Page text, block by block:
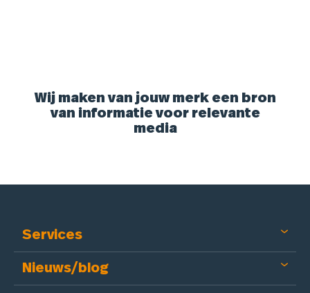
Wij maken van jouw merk een bron
van informatie voor relevante
media
Services
Nieuws/blog